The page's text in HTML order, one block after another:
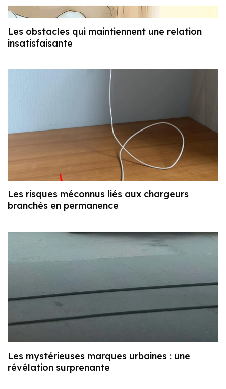
Les obstacles qui maintiennent une relation
insatisfaisante
Les risques méconnus liés aux chargeurs
branchés en permanence
Les mystérieuses marques urbaines : une
révélation surprenante